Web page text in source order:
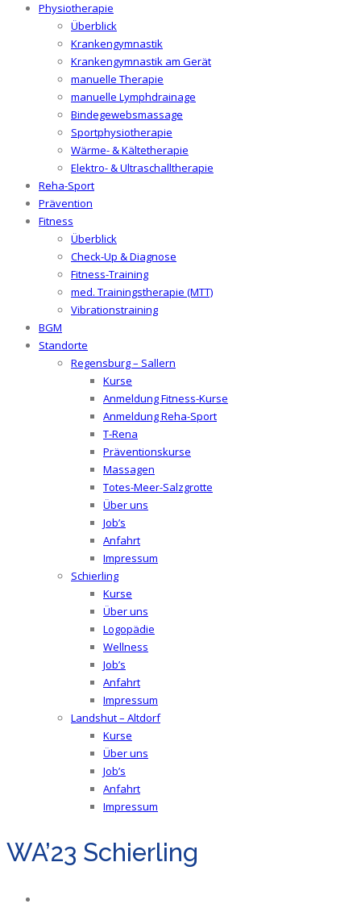
Physiotherapie
Überblick
Krankengymnastik
Krankengymnastik am Gerät
manuelle Therapie
manuelle Lymphdrainage
Bindegewebsmassage
Sportphysiotherapie
Wärme- & Kältetherapie
Elektro- & Ultraschalltherapie
Reha-Sport
Prävention
Fitness
Überblick
Check-Up & Diagnose
Fitness-Training
med. Trainingstherapie (MTT)
Vibrationstraining
BGM
Standorte
Regensburg – Sallern
Kurse
Anmeldung Fitness-Kurse
Anmeldung Reha-Sport
T-Rena
Präventionskurse
Massagen
Totes-Meer-Salzgrotte
Über uns
Job’s
Anfahrt
Impressum
Schierling
Kurse
Über uns
Logopädie
Wellness
Job’s
Anfahrt
Impressum
Landshut – Altdorf
Kurse
Über uns
Job’s
Anfahrt
Impressum
WA’23 Schierling